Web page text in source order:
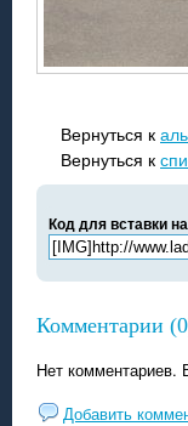
Вернуться к
Вернуться к
Код для вставки
Комментарии
Нет
Добавить